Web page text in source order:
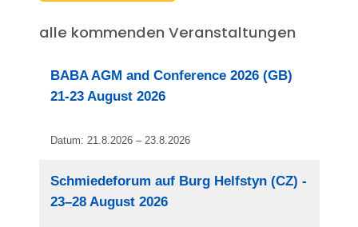
alle kommenden Veranstaltungen
BABA AGM and Conference 2026 (GB)
21-23 August 2026
Datum: 21.8.2026 – 23.8.2026
Schmiedeforum auf Burg Helfstyn (CZ) -
23–28 August 2026